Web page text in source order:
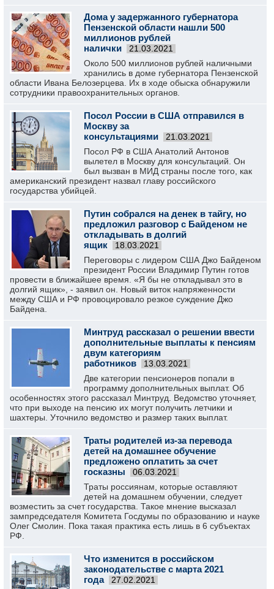
Дома у задержанного губернатора
Пензенской области нашли 500
миллионов рублей
налички
21.03.2021
Около 500 миллионов рублей наличными
хранились в доме губернатора Пензенской
области Ивана Белозерцева. Их в ходе обыска обнаружили
сотрудники правоохранительных органов.
Посол России в США отправился в
Москву за
консультациями
21.03.2021
Посол РФ в США Анатолий Антонов
вылетел в Москву для консультаций. Он
был вызван в МИД страны после того, как
американский президент назвал главу российского
государства убийцей.
Путин собрался на денек в тайгу, но
предложил разговор с Байденом не
откладывать в долгий
ящик
18.03.2021
Переговоры с лидером США Джо Байденом
президент России Владимир Путин готов
провести в ближайшее время. «Я бы не откладывал это в
долгий ящик», - заявил он. Новый виток напряженности
между США и РФ провоцировало резкое суждение Джо
Байдена.
Минтруд рассказал о решении ввести
дополнительные выплаты к пенсиям
двум категориям
работников
13.03.2021
Две категории пенсионеров попали в
программу дополнительных выплат. Об
особенностях этого рассказал Минтруд. Ведомство уточняет,
что при выходе на пенсию их могут получить летчики и
шахтеры. Уточнило ведомство и размер таких выплат.
Траты родителей из-за перевода
детей на домашнее обучение
предложено оплатить за счет
госказны
06.03.2021
Траты россиянам, которые оставляют
детей на домашнем обучении, следует
возместить за счет государства. Такое мнение высказал
зампредседателя Комитета Госдумы по образованию и науке
Олег Смолин. Пока такая практика есть лишь в 6 субъектах
РФ.
Что изменится в российском
законодательстве с марта 2021
года
27.02.2021